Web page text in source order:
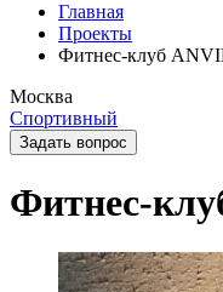
Главная
Проекты
Фитнес-клуб
Москва
Спортивный
Задать вопрос
Фитнес-